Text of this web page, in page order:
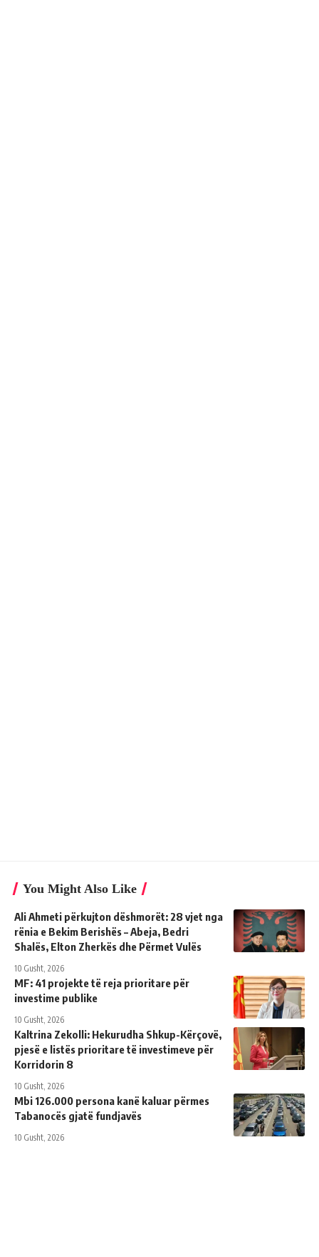
You Might Also Like
Ali Ahmeti përkujton dëshmorët: 28 vjet nga
rënia e Bekim Berishës – Abeja, Bedri
Shalës, Elton Zherkës dhe Përmet Vulës
10 Gusht, 2026
MF: 41 projekte të reja prioritare për
investime publike
10 Gusht, 2026
Kaltrina Zekolli: Hekurudha Shkup-Kërçovë,
pjesë e listës prioritare të investimeve për
Korridorin 8
10 Gusht, 2026
Mbi 126.000 persona kanë kaluar përmes
Tabanocës gjatë fundjavës
10 Gusht, 2026